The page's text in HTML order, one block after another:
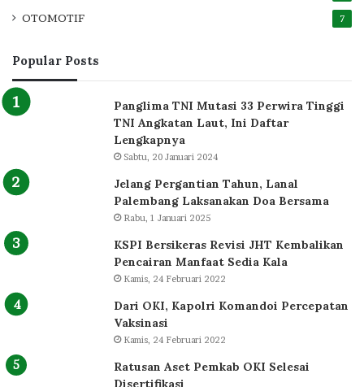
OTOMOTIF 7
Popular Posts
Panglima TNI Mutasi 33 Perwira Tinggi
TNI Angkatan Laut, Ini Daftar
Lengkapnya
Sabtu, 20 Januari 2024
Jelang Pergantian Tahun, Lanal
Palembang Laksanakan Doa Bersama
Rabu, 1 Januari 2025
KSPI Bersikeras Revisi JHT Kembalikan
Pencairan Manfaat Sedia Kala
Kamis, 24 Februari 2022
Dari OKI, Kapolri Komandoi Percepatan
Vaksinasi
Kamis, 24 Februari 2022
Ratusan Aset Pemkab OKI Selesai